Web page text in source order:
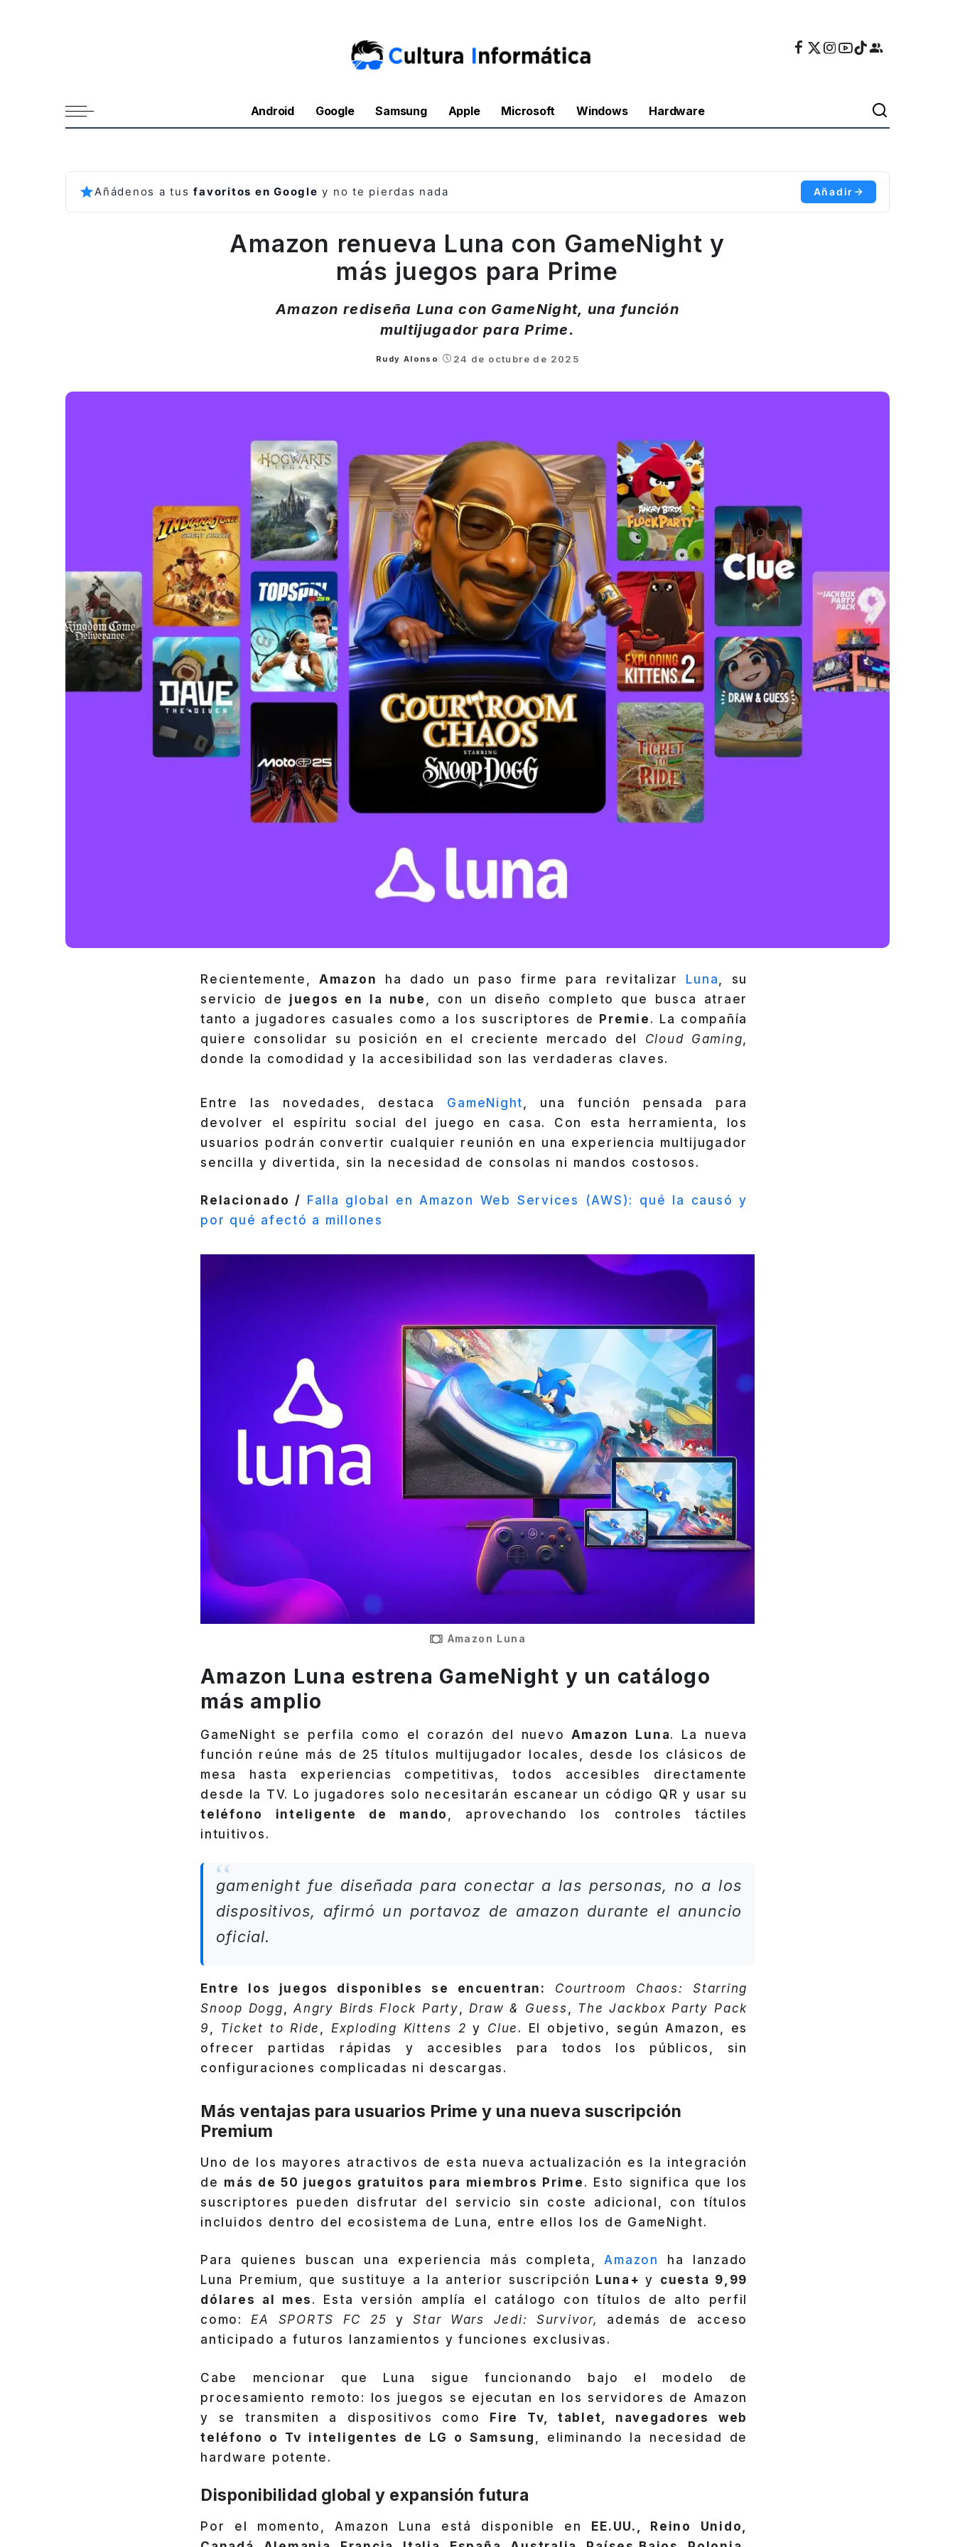
Android Google Samsung Apple Microsoft Windows Hardware
Añádenos a tusfavoritos en Google y no te pierdas nada Añadir
Amazon renueva Luna con GameNight y
más juegos para Prime
Amazon rediseña Luna con GameNight, una función
multijugador para Prime.
Posted
Rudy Alonso 24 de octubre de 2025
Recientemente, Amazon ha dado un paso firme para revitalizar Luna, su
servicio de
juegos en la nube , con un diseño completo que busca atraer
tanto a jugadores casuales como a los suscriptores de
Premie . La compañía
quiere consolidar su posición en el creciente mercado del Cloud Gaming,
donde la comodidad y la accesibilidad son las verdaderas claves.
Entre las novedades, destaca GameNight , una función pensada para
devolver el espíritu social del juego en casa. Con esta herramienta, los
usuarios podrán convertir cualquier reunión en una experiencia multijugador
sencilla y divertida, sin la necesidad de consolas ni mandos costosos.
Relacionado /
Falla global en Amazon Web Services (AWS): qué la causó y
por qué afectó a millones
Amazon Luna
Amazon Luna estrena GameNight y un catálogo
más amplio
GameNight se perfila como el corazón del nuevo Amazon Luna. La nueva
función reúne más de 25 títulos multijugador locales, desde los clásicos de
mesa hasta experiencias competitivas, todos accesibles directamente
desde la TV. Lo jugadores solo necesitarán escanear un código QR y usar su
teléfono inteligente de mando , aprovechando los controles táctiles
intuitivos.
gamenight fue diseñada para conectar a las personas, no a los
dispositivos, afirmó un portavoz de amazon durante el anuncio
oficial.
Entre los juegos disponibles se encuentran:
Courtroom Chaos: Starring
Snoop Dogg ,Angry Birds Flock Party Draw & Guess
The Jackbox Party Pack
9
Ticket to Ride Exploding Kittens 2 y Clue . El objetivo, según Amazon, es
ofrecer partidas rápidas y accesibles para todos los públicos, sin
configuraciones complicadas ni descargas.
Más ventajas para usuarios Prime y una nueva suscripción
Premium
Uno de los mayores atractivos de esta nueva actualización es la integración
de más de 50 juegos gratuitos para miembros Prime . Esto significa que los
suscriptores pueden disfrutar del servicio sin coste adicional, con títulos
incluidos dentro del ecosistema de Luna, entre ellos los de GameNight.
Para quienes buscan una experiencia más completa,Amazon
ha lanzado
Luna Premium, que sustituye a la anterior suscripción
Luna+y cuesta 9,99
dólares al mes . Esta versión amplía el catálogo con títulos de alto perfil
como:EA SPORTS FC 25 yStar Wars Jedi: Survivor, además de acceso
anticipado a futuros lanzamientos y funciones exclusivas.
Cabe mencionar que Luna sigue funcionando bajo el modelo de
procesamiento remoto: los juegos se ejecutan en los servidores de Amazon
y se transmiten a dispositivos como Fire Tv, tablet, navegadores web
teléfono o Tv inteligentes de LG o Samsung
, eliminando la necesidad de
hardware potente.
Disponibilidad global y expansión futura
Por el momento, Amazon Luna está disponible en EE.UU., Reino Unido,